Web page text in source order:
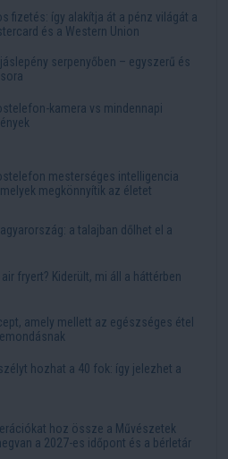
fizetés: így alakítja át a pénz világát a
és a Western Union
serpenyőben – egyszerű és
kamera vs mindennapi
mesterséges intelligencia
megkönnyítik az életet
a talajban dőlhet el a
fryert? Kiderült, mi áll a háttérben
amely mellett az egészséges étel
hozhat a 40 fok: így jelezhet a
hoz össze a Művészetek
a 2027-es időpont és a bérletár